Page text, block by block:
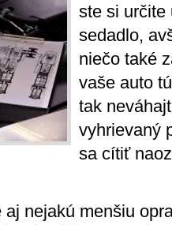
ste si určite
sedadlo,
niečo také
vaše auto
tak
vyhrievaný
sa cítiť
nejakú menšiu